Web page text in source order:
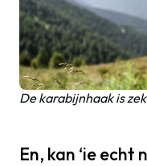
De karabijnhaak is
En, kan ‘ie echt